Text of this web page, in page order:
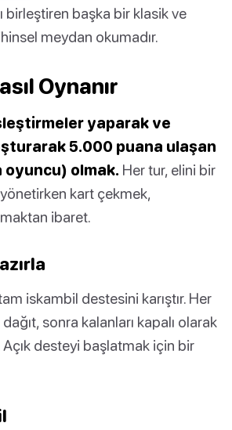
birleştiren başka bir klasik ve
meydan okumadır.
Oynanır
yaparak ve
5.000 puana ulaşan
oyuncu) olmak. Her tur, elini bir
kart çekmek,
ibaret.
iskambil destesini karıştır. Her
sonra kalanları kapalı olarak
Açık desteyi başlatmak için bir